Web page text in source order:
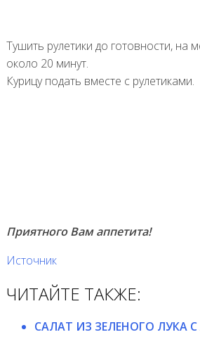
Тушить рулетики до готовности, на
около 20 минут.
Курицу подать вместе с рулетиками.
Приятного Вам аппетита!
Источник
ЧИТАЙТЕ ТАКЖЕ:
САЛАТ ИЗ ЗЕЛЕНОГО ЛУКА